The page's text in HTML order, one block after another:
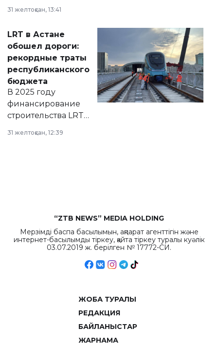
2028 годы.
документ
появился в базе
нормативных
правовых актов и
на сайте маслихат
города.
31 желтоқсан, 13:41
LRT в Астане
обошел дороги:
рекордные траты
республиканского
бюджета
В 2025 году
финансирование
строительства LRT
республиканского
31 желтоқсан, 12:39
“ZTB NEWS” MEDIA HOLDING
Мерзімді баспа басылымын, ақпарат агенттігін және
интернет-басылымды тіркеу, қайта тіркеу туралы куәлік
03.07.2019 ж. берілген № 17772-СИ.
ЖОБА ТУРАЛЫ
РЕДАКЦИЯ
БАЙЛАНЫСТАР
ЖАРНАМА